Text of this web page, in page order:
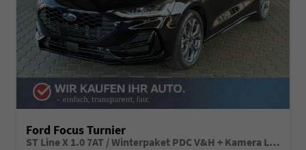
Ford Focus Turnier
ST Line X 1.0 7AT / Winterpaket PDC V&H + Kamera LED Kurvenlicht Alu 17"